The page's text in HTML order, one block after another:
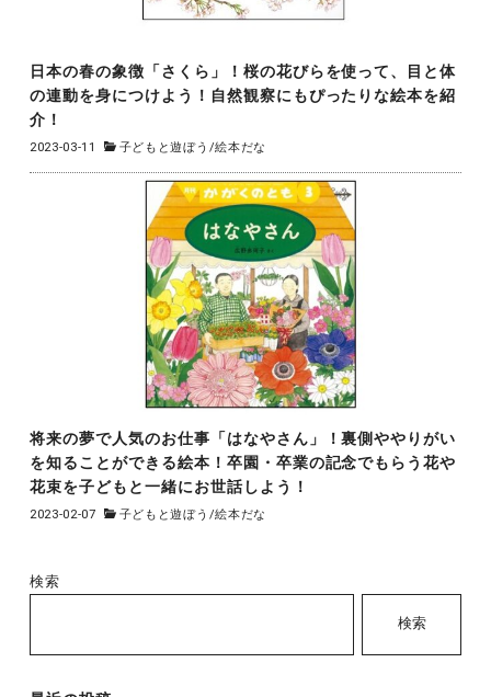
日本の春の象徴「さくら」！桜の花びらを使って、目と体
の連動を身につけよう！自然観察にもぴったりな絵本を紹
介！
2023-03-11 子どもと遊ぼう /絵本だな
将来の夢で人気のお仕事「はなやさん」！裏側ややりがい
を知ることができる絵本！卒園・卒業の記念でもらう花や
花束を子どもと一緒にお世話しよう！
2023-02-07 子どもと遊ぼう /絵本だな
検索
検索